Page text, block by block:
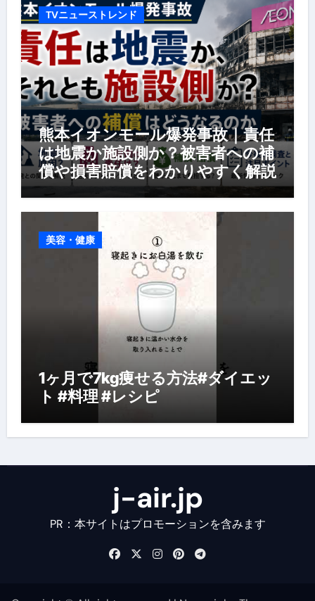
TVニューストレンド
熊本イオンモール爆発事故｜責任
は地震か施設側か？被害者への補
償や損害賠償をわかりやすく解説
美容・健康
1ヶ月で7kg痩せる方法#ダイエッ
ト #料理 #レシピ
j-air.jp
PR：本サイトはプロモーションを含みます